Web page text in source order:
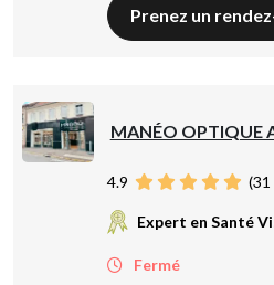
Prenez un
MANÉO OPTIQUE
4.9 (31
Expert en Santé
Fermé